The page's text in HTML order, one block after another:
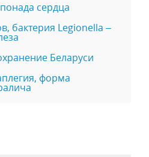
сердца
бактерия Legionella –
Беларуси
форма